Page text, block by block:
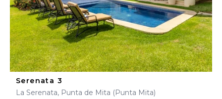
Serenata 3
La Serenata, Punta de Mita (Punta Mita)